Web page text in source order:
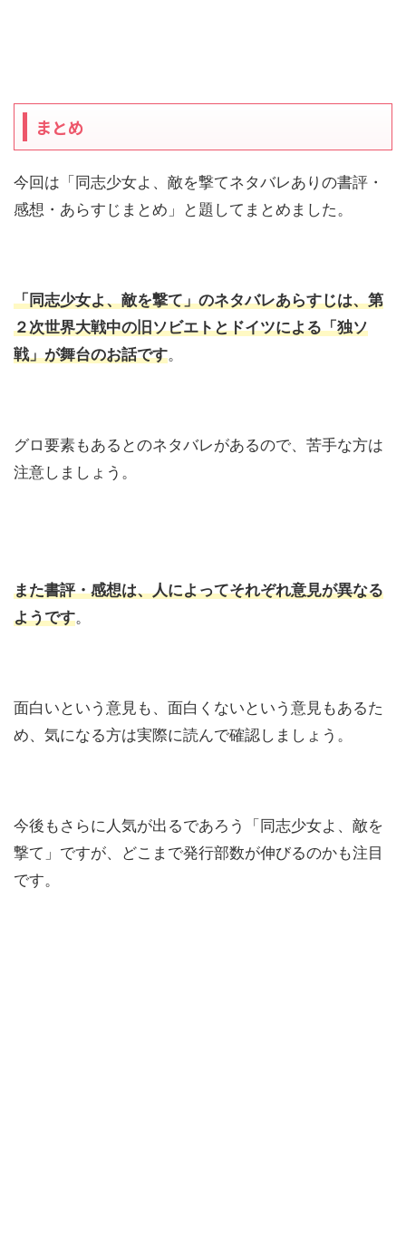
まとめ
今回は「同志少女よ、敵を撃てネタバレありの書評・
感想・あらすじまとめ」と題してまとめました。
「同志少女よ、敵を撃て」のネタバレあらすじは、第
２次世界大戦中の旧ソビエトとドイツによる「独ソ
戦」が舞台のお話です。
グロ要素もあるとのネタバレがあるので、苦手な方は
注意しましょう。
また書評・感想は、人によってそれぞれ意見が異なる
ようです。
面白いという意見も、面白くないという意見もあるた
め、気になる方は実際に読んで確認しましょう。
今後もさらに人気が出るであろう「同志少女よ、敵を
撃て」ですが、どこまで発行部数が伸びるのかも注目
です。